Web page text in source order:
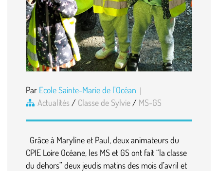
Par Ecole Sainte-Marie de l'Océan
Actualités / Classe de Sylvie / MS-GS
Grâce à Maryline et Paul, deux animateurs du
CPIE Loire Océane, les MS et GS ont fait “la classe
du dehors” deux jeudis matins des mois d’avril et